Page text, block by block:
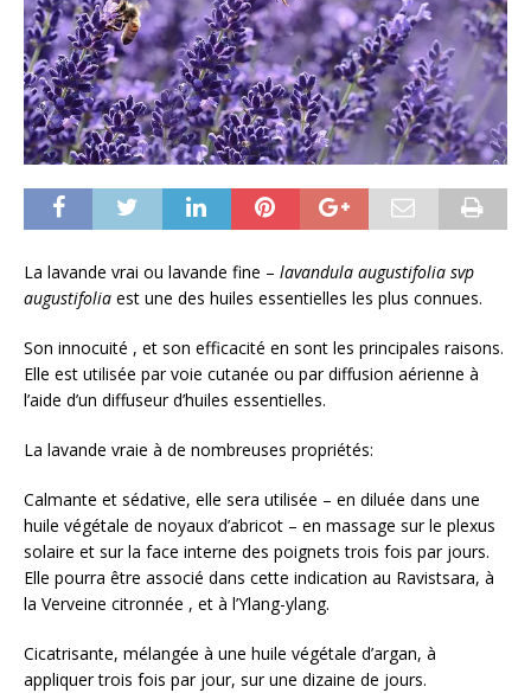
La lavande vrai ou lavande fine – lavandula augustifolia svp
augustifolia est une des huiles essentielles les plus connues.
Son innocuité , et son efficacité en sont les principales raisons.
Elle est utilisée par voie cutanée ou par diffusion aérienne à
l’aide d’un diffuseur d’huiles essentielles.
La lavande vraie à de nombreuses propriétés:
Calmante et sédative, elle sera utilisée – en diluée dans une
huile végétale de noyaux d’abricot – en massage sur le plexus
solaire et sur la face interne des poignets trois fois par jours.
Elle pourra être associé dans cette indication au Ravistsara, à
la Verveine citronnée , et à l’Ylang-ylang.
Cicatrisante, mélangée à une huile végétale d’argan, à
appliquer trois fois par jour, sur une dizaine de jours.